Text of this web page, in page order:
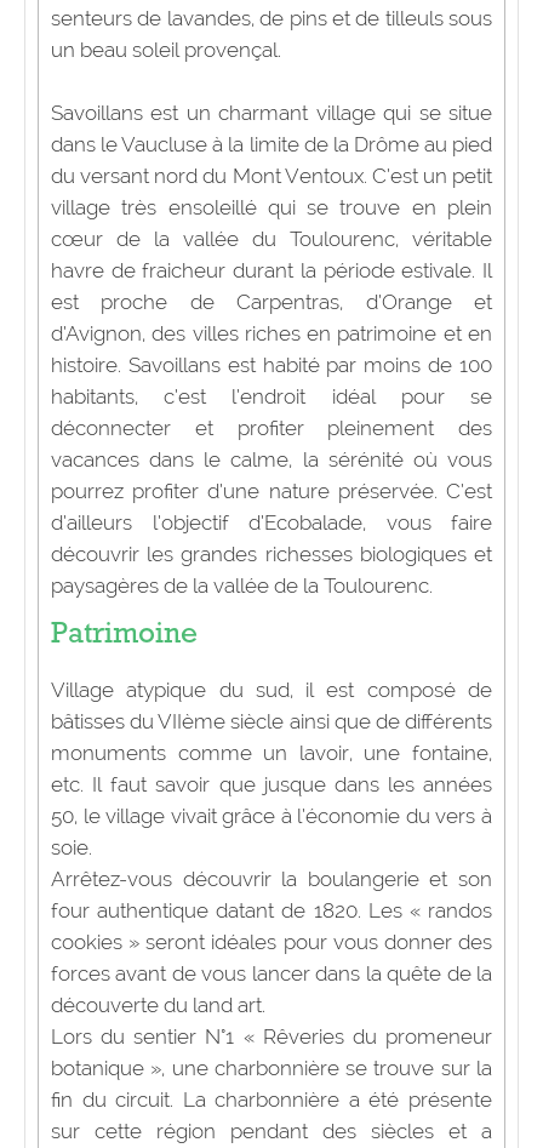
senteurs de lavandes, de pins et de tilleuls sous
un beau soleil provençal.
Savoillans est un charmant village qui se situe
dans le Vaucluse à la limite de la Drôme au pied
du versant nord du Mont Ventoux. C’est un petit
village très ensoleillé qui se trouve en plein
cœur de la vallée du Toulourenc, véritable
havre de fraicheur durant la période estivale. Il
est proche de Carpentras, d’Orange et
d’Avignon, des villes riches en patrimoine et en
histoire. Savoillans est habité par moins de 100
habitants, c’est l’endroit idéal pour se
déconnecter et profiter pleinement des
vacances dans le calme, la sérénité où vous
pourrez profiter d’une nature préservée. C’est
d’ailleurs l’objectif d’Ecobalade, vous faire
découvrir les grandes richesses biologiques et
paysagères de la vallée de la Toulourenc.
Patrimoine
Village atypique du sud, il est composé de
bâtisses du VIIème siècle ainsi que de différents
monuments comme un lavoir, une fontaine,
etc. Il faut savoir que jusque dans les années
50, le village vivait grâce à l’économie du vers à
soie.
Arrêtez-vous découvrir la boulangerie et son
four authentique datant de 1820. Les « randos
cookies » seront idéales pour vous donner des
forces avant de vous lancer dans la quête de la
découverte du land art.
Lors du sentier N°1 « Rêveries du promeneur
botanique », une charbonnière se trouve sur la
fin du circuit. La charbonnière a été présente
sur cette région pendant des siècles et a